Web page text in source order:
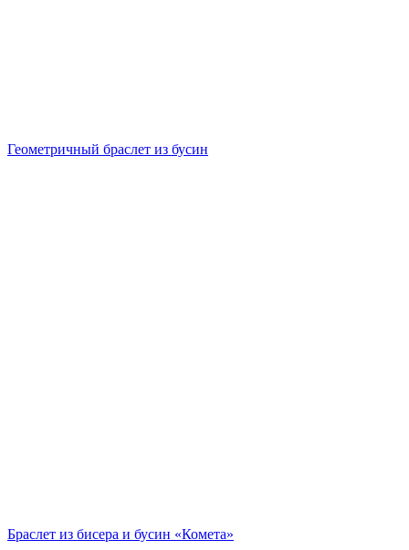
Геометричный браслет из бусин
Браслет из бисера и бусин «Комета»